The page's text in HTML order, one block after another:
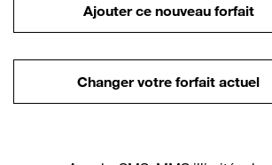
Ajouter ce nouveau forfait
Changer votre forfait actuel